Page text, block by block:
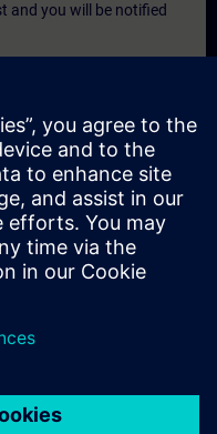
and you will be notified
for this training, for
then please click the
personal details and
you.